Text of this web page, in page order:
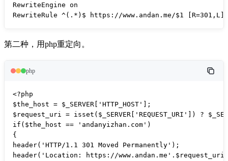
RewriteEngine on
RewriteRule ^(.*)$ https://www.andan.me/$1 [R=301,L]
第二种，用php重定向。
php
<?php
$the_host = $_SERVER['HTTP_HOST'];
$request_uri = isset($_SERVER['REQUEST_URI']) ?
if($the_host == 'andanyizhan.com')
{
header('HTTP/1.1 301 Moved Permanently');
header('Location: https://